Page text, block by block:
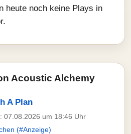
heute noch keine Plays in
Acoustic Alchemy
A Plan
07.08.2026 um 18:46 Uhr
(#Anzeige)